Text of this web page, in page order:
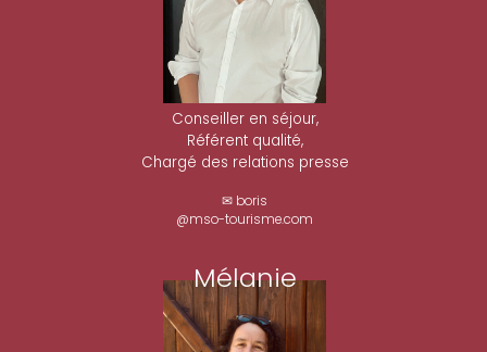
Conseiller en séjour,
Référent qualité,
Chargé des relations presse
✉ boris
@mso-tourisme.com
Mélanie